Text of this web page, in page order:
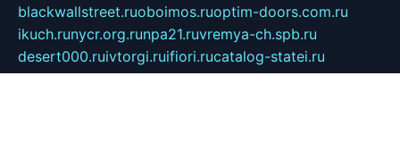
blackwallstreet.ruoboimos.ruoptim-doors.com.ru
ikuch.runycr.org.runpa21.ruvremya-ch.spb.ru
desert000.ruivtorgi.ruifiori.rucatalog-statei.ru
dcv.org.ruspetsmaster174.ruipkameryhiseeu.ru